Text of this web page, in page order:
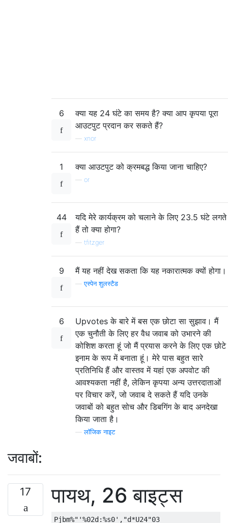
6
क्या यह 24 घंटे का समय है? क्या आप कृपया पूरा
आउटपुट प्रदान कर सकते हैं?
xnor
1 क्या आउटपुट को क्रमबद्ध किया जाना चाहिए?
or
44
यदि मेरे कार्यक्रम को चलाने के लिए 23.5 घंटे लगते
हैं तो क्या होगा?
tfitzger
9 मैं यह नहीं देख सकता कि यह नकारात्मक क्यों होगा।
—एस्पेन शुलस्टैड
6
Upvotes के बारे में बस एक छोटा सा सुझाव। मैं
एक चुनौती के लिए हर वैध जवाब को उभारने की
कोशिश करता हूं जो मैं प्रयास करने के लिए एक छोटे
इनाम के रूप में बनाता हूं। मेरे पास बहुत सारे
प्रतिनिधि हैं और वास्तव में यहां एक अपवोट की
आवश्यकता नहीं है, लेकिन कृपया अन्य उत्तरदाताओं
पर विचार करें, जो जवाब दे सकते हैं यदि उनके
जवाबों को बहुत सोच और डिबगिंग के बाद अनदेखा
किया जाता है।
—लॉजिक नाइट
जवाबों:
17 पायथ, 26 बाइट्स